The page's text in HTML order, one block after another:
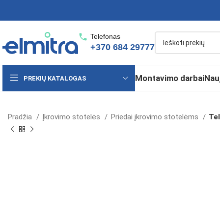
Telefonas
+370 684 29777
PREKIŲ KATALOGAS Montavimo darbai
Pradžia Įkrovimo stotelės Priedai įkrovimo stotelėms